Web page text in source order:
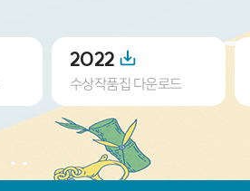
2022
수상작품집 다운로드